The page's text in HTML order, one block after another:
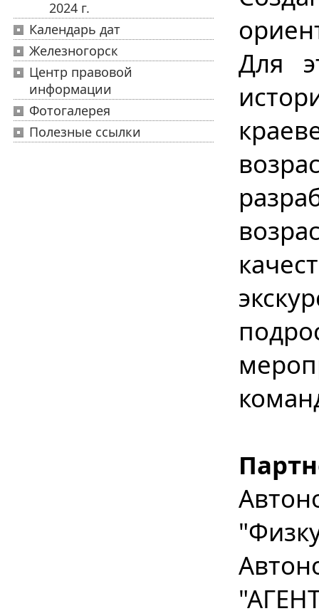
2024 г.
Календарь дат
Железногорск
Центр правовой
информации
Фотогалерея
Полезные ссылки
Для